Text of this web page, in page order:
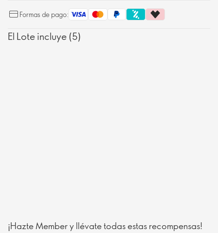
Formas de pago:
El Lote incluye (5)
¡Hazte Member y llévate todas estas recompensas!